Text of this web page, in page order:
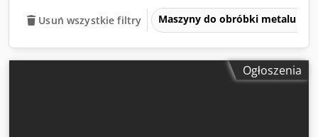
Usuń wszystkie filtry Maszyny do obróbki metalu i
Ogłoszenia